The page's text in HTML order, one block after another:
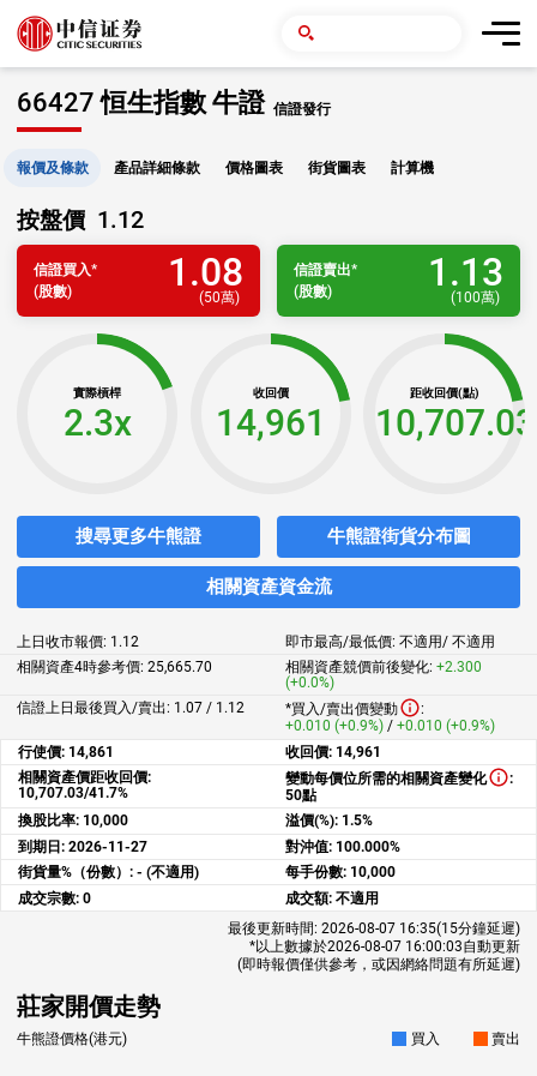
66427 恒生指數 牛證 信證發行
報價及條款 產品詳細條款 價格圖表 街貨圖表 計算機
按盤價 1.12
信證買入*
(股數)
1.08
(50萬)
信證賣出*
(股數)
1.13
(100萬)
實際槓桿
2.3x
收回價
14,961
距收回價(點)
10,707.03
搜尋更多牛熊證 牛熊證街貨分布圖
相關資產資金流
上日收市報價: 1.12 即市最高/最低價: 不適用/ 不適用
相關資產4時參考價: 25,665.70 相關資產競價前後變化: +2.300
(+0.0%)
信證上日最後買入/賣出: 1.07 / 1.12
*買入/賣出價變動
:
+0.010 (+0.9%) / +0.010 (+0.9%)
行使價: 14,861 收回價: 14,961
相關資產價距收回價:
10,707.03/41.7%
變動每價位所需的相關資產變化
:
50點
換股比率: 10,000 溢價(%): 1.5%
到期日: 2026-11-27 對沖值: 100.000%
街貨量%（份數）: - (不適用) 每手份數: 10,000
成交宗數: 0 成交額: 不適用
最後更新時間: 2026-08-07 16:35(15分鐘延遲)
*以上數據於2026-08-07 16:00:03自動更新
(即時報價僅供參考，或因網絡問題有所延遲)
莊家開價走勢
牛熊證價格(港元) 買入 賣出